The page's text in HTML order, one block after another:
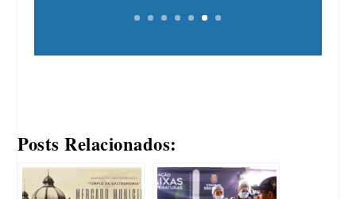
Posts Relacionados: